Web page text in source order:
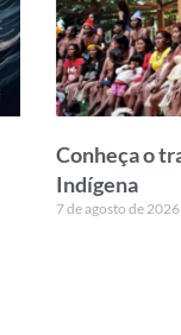
Conheça o
Indígena
7 de agosto de 2026